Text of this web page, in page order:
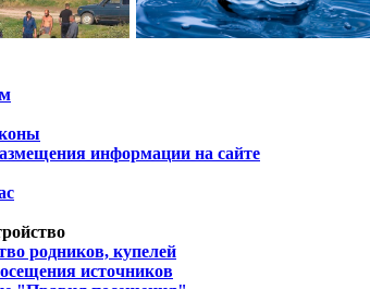
информации на сайте
родников, купелей
источников